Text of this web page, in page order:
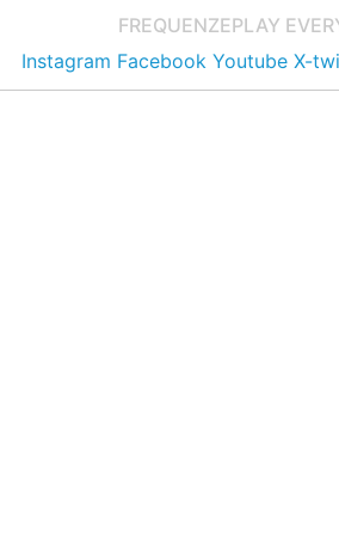
FREQUENZEPLAY
Instagram Facebook Youtube X-